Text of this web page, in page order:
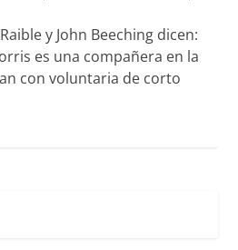
y John Beeching dicen:
es una compañera en la
con voluntaria de corto